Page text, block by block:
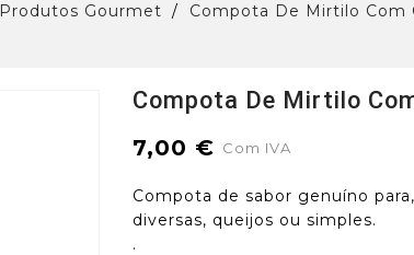
Produtos Gourmet Compota De Mirtilo Com
Compota De Mirtilo
7,00 € Com IVA
Compota de sabor genuíno
diversas, queijos ou simples.
.